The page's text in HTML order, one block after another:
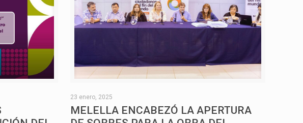
23 enero, 2025
MELELLA ENCABEZÓ LA APERTURA